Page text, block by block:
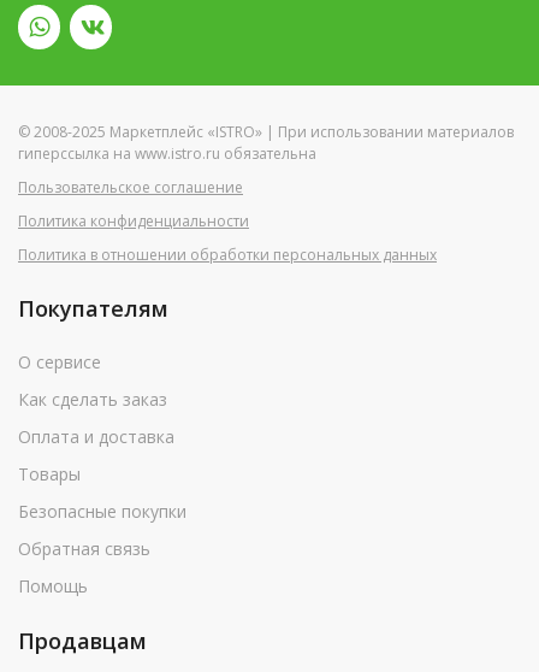
© 2008-2025 Маркетплейс «ISTRO» | При использовании материалов
гиперссылка на www.istro.ru обязательна
Пользовательское соглашение
Политика конфиденциальности
Политика в отношении обработки персональных данных
Покупателям
О сервисе
Как сделать заказ
Оплата и доставка
Товары
Безопасные покупки
Обратная связь
Помощь
Продавцам